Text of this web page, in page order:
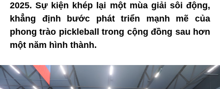
2025. Sự kiện khép lại một mùa giải sôi động,
khẳng định bước phát triển mạnh mẽ của
phong trào pickleball trong cộng đồng sau hơn
một năm hình thành.